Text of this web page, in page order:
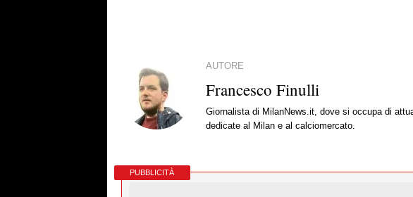
AUTORE
Francesco Finulli
Giornalista di MilanNews.it, dove si occupa di
dedicate al Milan e al calciomercato.
PUBBLICITÀ